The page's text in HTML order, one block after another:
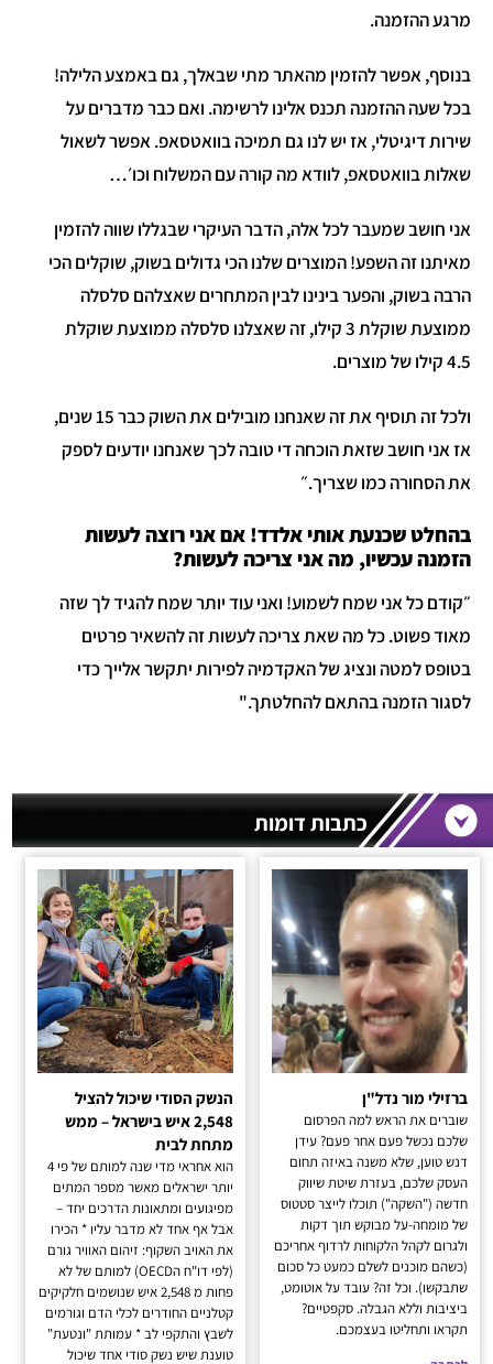
מרגע ההזמנה.
בנוסף, אפשר להזמין מהאתר מתי שבאלך, גם באמצע הלילה!
בכל שעה ההזמנה תכנס אלינו לרשימה. ואם כבר מדברים על
שירות דיגיטלי, אז יש לנו גם תמיכה בוואטסאפ. אפשר לשאול
שאלות בוואטסאפ, לוודא מה קורה עם המשלוח וכו׳…
אני חושב שמעבר לכל אלה, הדבר העיקרי שבגללו שווה להזמין
מאיתנו זה השפע! המוצרים שלנו הכי גדולים בשוק, שוקלים הכי
הרבה בשוק, והפער בינינו לבין המתחרים שאצלהם סלסלה
ממוצעת שוקלת 3 קילו, זה שאצלנו סלסלה ממוצעת שוקלת
4.5 קילו של מוצרים.
ולכל זה תוסיף את זה שאנחנו מובילים את השוק כבר 15 שנים,
אז אני חושב שזאת הוכחה די טובה לכך שאנחנו יודעים לספק
את הסחורה כמו שצריך.״
בהחלט שכנעת אותי אלדד! אם אני רוצה לעשות
הזמנה עכשיו, מה אני צריכה לעשות?
״קודם כל אני שמח לשמוע! ואני עוד יותר שמח להגיד לך שזה
מאוד פשוט. כל מה שאת צריכה לעשות זה להשאיר פרטים
בטופס למטה ונציג של האקדמיה לפירות יתקשר אלייך כדי
לסגור הזמנה בהתאם להחלטתך."
כתבות דומות
ברזילי מור נדל"ן
שוברים את הראש למה הפרסום
שלכם נכשל פעם אחר פעם? עידן
דנש טוען, שלא משנה באיזה תחום
העסק שלכם, בעזרת שיטת שיווק
חדשה ("השקה") תוכלו לייצר סטטוס
של מומחה-על מבוקש תוך דקות
ולגרום לקהל הלקוחות לרדוף אחריכם
(כשהם מוכנים לשלם כמעט כל סכום
שתבקשו). וכל זה? עובד על אוטומט,
ביציבות וללא הגבלה. סקפטיים?
תקראו ותחליטו בעצמכם.
הנשק הסודי שיכול להציל
2,548 איש בישראל – ממש
מתחת לבית
הוא אחראי מדי שנה למותם של פי 4
יותר ישראלים מאשר מספר המתים
מפיגועים ומתאונות הדרכים יחד –
אבל אף אחד לא מדבר עליו * הכירו
את האויב השקוף: זיהום האוויר גורם
(לפי דו"ח הOECD) למותם של לא
פחות מ 2,548 איש שנושמים חלקיקים
קטלניים החודרים לכלי הדם וגורמים
לשבץ והתקפי לב * עמותת "ונטעת"
טוענת שיש נשק סודי אחד שיכול